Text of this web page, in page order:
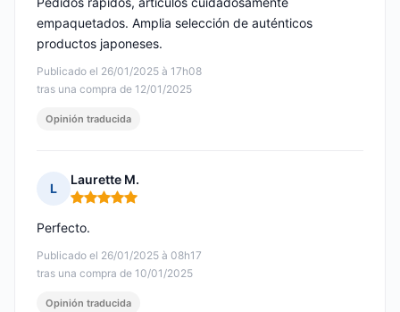
Publicado el 26/01/2025 à 17h08
tras una compra de 12/01/2025
empaquetados. Amplia selección de auténticos
productos japoneses.
Opinión traducida
L
Laurette M.
Nota: 5 de 5
Publicado el 26/01/2025 à 08h17
tras una compra de 10/01/2025
Perfecto.
Opinión traducida